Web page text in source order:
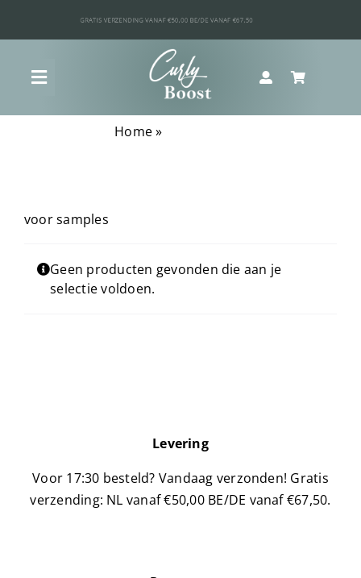
Toggle
Wat is jouw krultype?
Over ons
Blog
Home»
voor samples
Geen producten gevonden die aan je
selectie voldoen.
Levering
Voor 17:30 besteld? Vandaag verzonden! Gratis
verzending: NL vanaf €50,00 BE/DE vanaf €67,50.